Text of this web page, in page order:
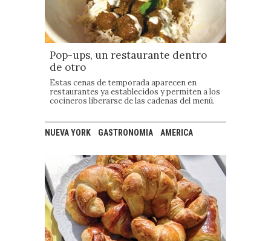
Pop-ups, un restaurante dentro
de otro
Estas cenas de temporada aparecen en
restaurantes ya establecidos y permiten a los
cocineros liberarse de las cadenas del menú.
NUEVA YORK GASTRONOMIA AMERICA